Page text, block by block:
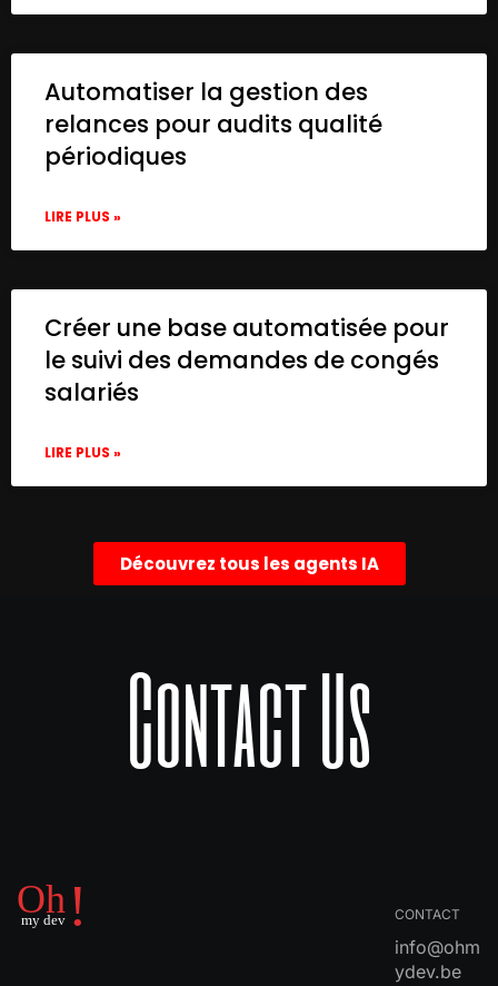
      "name": "Sticky Note1",
      "position": [
        360,
        254.5679012345679
      ],
        "width": 244.34567901234558,
      },
      "typeVersion": 1
    },
    {
"id": "583b7d5d-e5dc-4183-92ee-
        680,
      ],
      "parameters": {
        "limit": 1,
        },
        "options": {},
        "resource": "video"
      },
Automatiser la gestion des
relances pour audits qualité
périodiques
LIRE PLUS »
Créer une base automatisée pour
le suivi des demandes de congés
salariés
LIRE PLUS »
Découvrez tous les agents IA
Contact Us
CONTACT
info@ohm
ydev.be